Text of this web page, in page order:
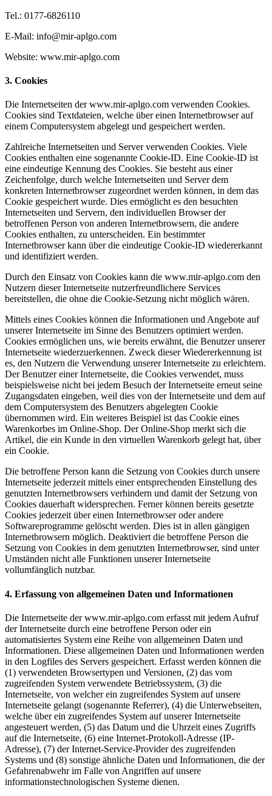
Tel.: 0177-6826110
E-Mail: info@mir-aplgo.com
Website: www.mir-aplgo.com
3. Cookies
Die Internetseiten der www.mir-aplgo.com verwenden Cookies.
Cookies sind Textdateien, welche über einen Internetbrowser auf
einem Computersystem abgelegt und gespeichert werden.
Zahlreiche Internetseiten und Server verwenden Cookies. Viele
Cookies enthalten eine sogenannte Cookie-ID. Eine Cookie-ID ist
eine eindeutige Kennung des Cookies. Sie besteht aus einer
Zeichenfolge, durch welche Internetseiten und Server dem
konkreten Internetbrowser zugeordnet werden können, in dem das
Cookie gespeichert wurde. Dies ermöglicht es den besuchten
Internetseiten und Servern, den individuellen Browser der
betroffenen Person von anderen Internetbrowsern, die andere
Cookies enthalten, zu unterscheiden. Ein bestimmter
Internetbrowser kann über die eindeutige Cookie-ID wiedererkannt
und identifiziert werden.
Durch den Einsatz von Cookies kann die www.mir-aplgo.com den
Nutzern dieser Internetseite nutzerfreundlichere Services
bereitstellen, die ohne die Cookie-Setzung nicht möglich wären.
Mittels eines Cookies können die Informationen und Angebote auf
unserer Internetseite im Sinne des Benutzers optimiert werden.
Cookies ermöglichen uns, wie bereits erwähnt, die Benutzer unserer
Internetseite wiederzuerkennen. Zweck dieser Wiedererkennung ist
es, den Nutzern die Verwendung unserer Internetseite zu erleichtern.
Der Benutzer einer Internetseite, die Cookies verwendet, muss
beispielsweise nicht bei jedem Besuch der Internetseite erneut seine
Zugangsdaten eingeben, weil dies von der Internetseite und dem auf
dem Computersystem des Benutzers abgelegten Cookie
übernommen wird. Ein weiteres Beispiel ist das Cookie eines
Warenkorbes im Online-Shop. Der Online-Shop merkt sich die
Artikel, die ein Kunde in den virtuellen Warenkorb gelegt hat, über
ein Cookie.
Die betroffene Person kann die Setzung von Cookies durch unsere
Internetseite jederzeit mittels einer entsprechenden Einstellung des
genutzten Internetbrowsers verhindern und damit der Setzung von
Cookies dauerhaft widersprechen. Ferner können bereits gesetzte
Cookies jederzeit über einen Internetbrowser oder andere
Softwareprogramme gelöscht werden. Dies ist in allen gängigen
Internetbrowsern möglich. Deaktiviert die betroffene Person die
Setzung von Cookies in dem genutzten Internetbrowser, sind unter
Umständen nicht alle Funktionen unserer Internetseite
vollumfänglich nutzbar.
4. Erfassung von allgemeinen Daten und Informationen
Die Internetseite der www.mir-aplgo.com erfasst mit jedem Aufruf
der Internetseite durch eine betroffene Person oder ein
automatisiertes System eine Reihe von allgemeinen Daten und
Informationen. Diese allgemeinen Daten und Informationen werden
in den Logfiles des Servers gespeichert. Erfasst werden können die
(1) verwendeten Browsertypen und Versionen, (2) das vom
zugreifenden System verwendete Betriebssystem, (3) die
Internetseite, von welcher ein zugreifendes System auf unsere
Internetseite gelangt (sogenannte Referrer), (4) die Unterwebseiten,
welche über ein zugreifendes System auf unserer Internetseite
angesteuert werden, (5) das Datum und die Uhrzeit eines Zugriffs
auf die Internetseite, (6) eine Internet-Protokoll-Adresse (IP-
Adresse), (7) der Internet-Service-Provider des zugreifenden
Systems und (8) sonstige ähnliche Daten und Informationen, die der
Gefahrenabwehr im Falle von Angriffen auf unsere
informationstechnologischen Systeme dienen.